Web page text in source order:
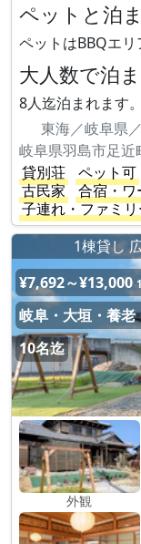
ペットと泊
ペットはBBQエリ
大人数で泊
8人迄泊まれます。
東海／岐阜県
岐阜県羽島市足
貸別荘
ペット可
古民家
合宿・ワ
子連れ・ファミ
1棟貸し
¥7,692～¥13,000
岐阜・大垣・養老
10名迄
外観